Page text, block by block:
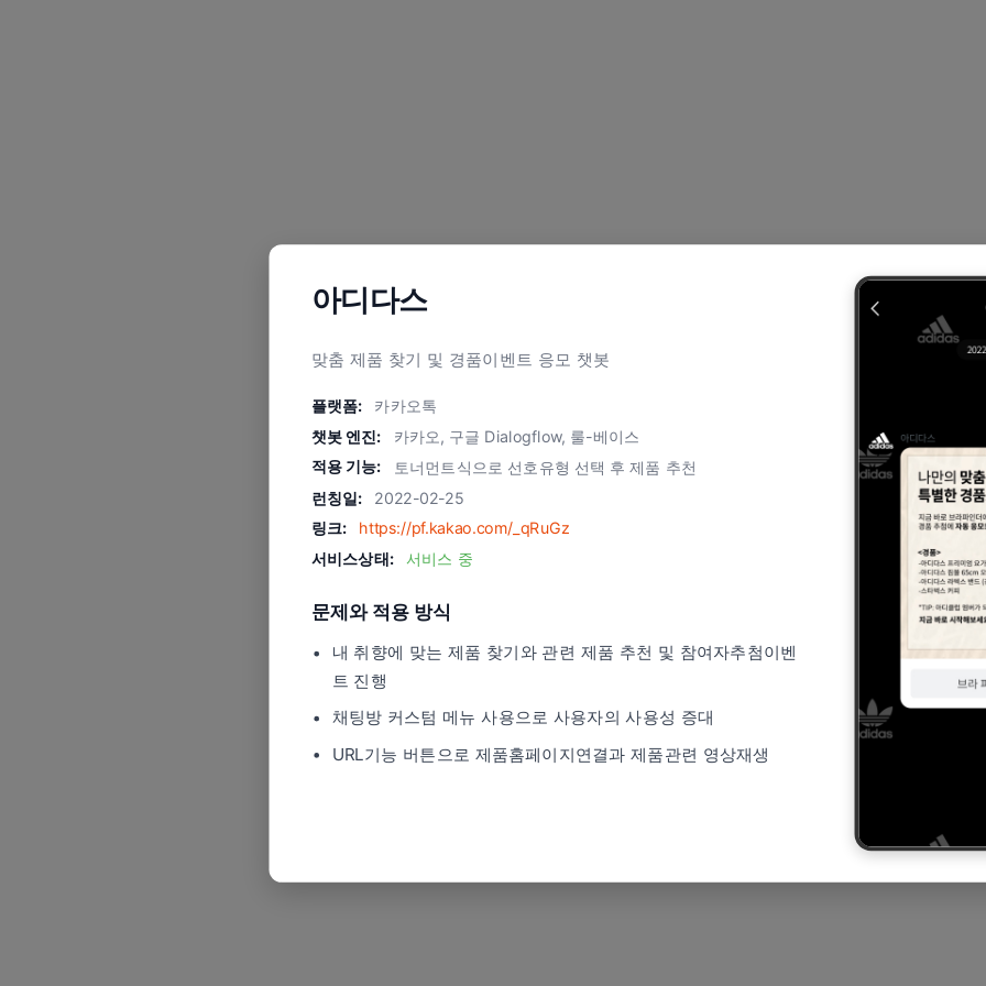
아디다스
맞춤 제품 찾기 및 경품이벤트 응모 챗봇
플랫폼: 카카오톡
챗봇 엔진: 카카오, 구글 Dialogflow, 룰-베이스
적용 기능: 토너먼트식으로 선호유형 선택 후 제품 추천
런칭일: 2022-02-25
링크:
https://pf.kakao.com/_qRuGz
서비스상태:
서비스 중
문제와 적용 방식
내 취향에 맞는 제품 찾기와 관련 제품 추천 및 참여자추첨이벤
트 진행
채팅방 커스텀 메뉴 사용으로 사용자의 사용성 증대
URL기능 버튼으로 제품홈페이지연결과 제품관련 영상재생